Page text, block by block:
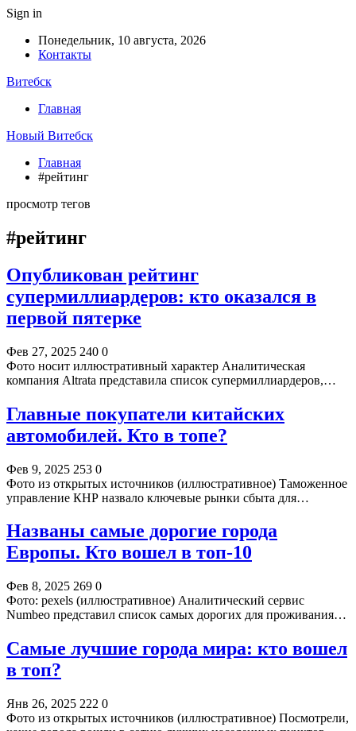
Sign in
Понедельник, 10 августа, 2026
Контакты
Витебск
Главная
Новый Витебск
Главная
#рейтинг
просмотр тегов
#рейтинг
Опубликован рейтинг
супермиллиардеров: кто оказался в
первой пятерке
Фев 27, 2025 240 0
Фото носит иллюстративный характер Аналитическая
компания Altratа представила список супермиллиардеров,…
Главные покупатели китайских
автомобилей. Кто в топе?
Фев 9, 2025 253 0
Фото из открытых источников (иллюстративное) Таможенное
управление КНР назвало ключевые рынки сбыта для…
Названы самые дорогие города
Европы. Кто вошел в топ-10
Фев 8, 2025 269 0
Фото: pexels (иллюстративное) Аналитический сервис
Numbeo представил список самых дорогих для проживания…
Самые лучшие города мира: кто вошел
в топ?
Янв 26, 2025 222 0
Фото из открытых источников (иллюстративное) Посмотрели,